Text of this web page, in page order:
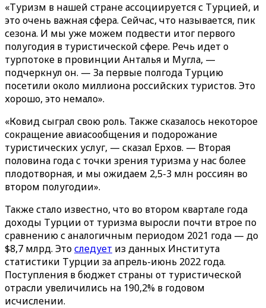
«Туризм в нашей стране ассоциируется с Турцией, и
это очень важная сфера. Сейчас, что называется, пик
сезона. И мы уже можем подвести итог первого
полугодия в туристической сфере. Речь идет о
турпотоке в провинции Анталья и Мугла, —
подчеркнул он. — За первые полгода Турцию
посетили около миллиона российских туристов. Это
хорошо, это немало».
«Ковид сыграл свою роль. Также сказалось некоторое
сокращение авиасообщения и подорожание
туристических услуг, — сказал Ерхов. — Вторая
половина года с точки зрения туризма у нас более
плодотворная, и мы ожидаем 2,5-3 млн россиян во
втором полугодии».
Также стало известно, что во втором квартале года
доходы Турции от туризма выросли почти втрое по
сравнению с аналогичным периодом 2021 года — до
$8,7 млрд. Этоследует из данных Института
статистики Турции за апрель-июнь 2022 года.
Поступления в бюджет страны от туристической
отрасли увеличились на 190,2% в годовом
исчислении.